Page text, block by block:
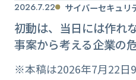
2026.7.22 サイバーセキュリ
初動は、当日には作れ
事案から考える企業の
※本稿は2026年7月22日